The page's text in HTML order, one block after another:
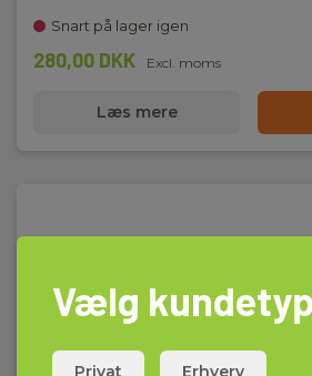
Snart på lager igen
280,00 DKK Excl. moms
Læs mere
Vælg
Privat Erhverv